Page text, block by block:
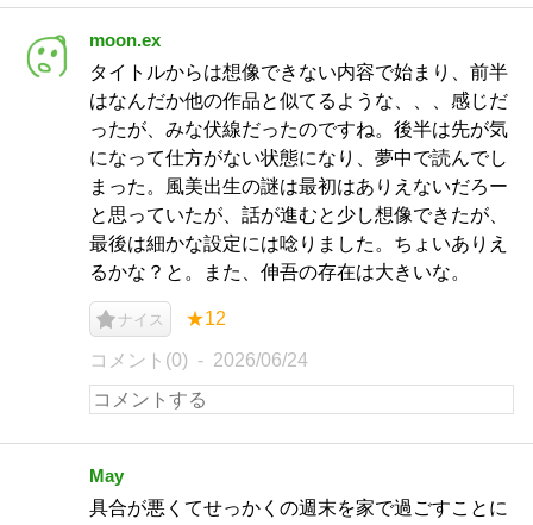
moon.ex
タイトルからは想像できない内容で始まり、前半
はなんだか他の作品と似てるような、、、感じだ
ったが、みな伏線だったのですね。後半は先が気
になって仕方がない状態になり、夢中で読んでし
まった。風美出生の謎は最初はありえないだろー
と思っていたが、話が進むと少し想像できたが、
最後は細かな設定には唸りました。ちょいありえ
るかな？と。また、伸吾の存在は大きいな。
ナイス ★12
コメント(0) 2026/06/24
May
具合が悪くてせっかくの週末を家で過ごすことに